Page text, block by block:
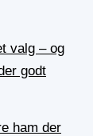
valg – og
godt
ham der